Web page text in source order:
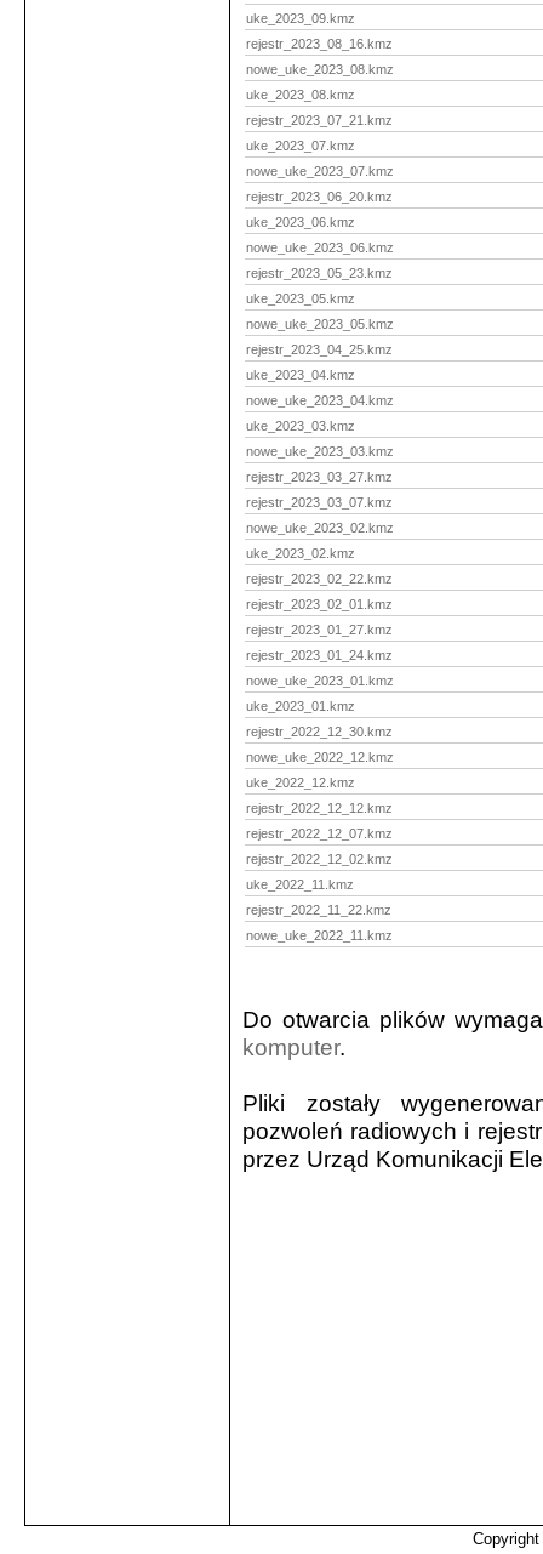
uke_2023_09.kmz
rejestr_2023_08_16.kmz
nowe_uke_2023_08.kmz
uke_2023_08.kmz
rejestr_2023_07_21.kmz
uke_2023_07.kmz
nowe_uke_2023_07.kmz
rejestr_2023_06_20.kmz
uke_2023_06.kmz
nowe_uke_2023_06.kmz
rejestr_2023_05_23.kmz
uke_2023_05.kmz
nowe_uke_2023_05.kmz
rejestr_2023_04_25.kmz
uke_2023_04.kmz
nowe_uke_2023_04.kmz
uke_2023_03.kmz
nowe_uke_2023_03.kmz
rejestr_2023_03_27.kmz
rejestr_2023_03_07.kmz
nowe_uke_2023_02.kmz
uke_2023_02.kmz
rejestr_2023_02_22.kmz
rejestr_2023_02_01.kmz
rejestr_2023_01_27.kmz
rejestr_2023_01_24.kmz
nowe_uke_2023_01.kmz
uke_2023_01.kmz
rejestr_2022_12_30.kmz
nowe_uke_2022_12.kmz
uke_2022_12.kmz
rejestr_2022_12_12.kmz
rejestr_2022_12_07.kmz
rejestr_2022_12_02.kmz
uke_2022_11.kmz
rejestr_2022_11_22.kmz
nowe_uke_2022_11.kmz
Do otwarcia plików
komputer.
Pliki zostały
pozwoleń radiowych i
przez Urząd Komunikacji